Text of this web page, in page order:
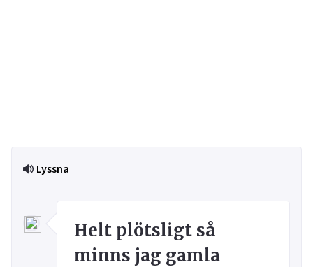
Lyssna
Helt plötsligt så
minns jag gamla